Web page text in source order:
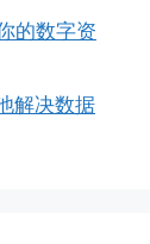
的数字资
解决数据